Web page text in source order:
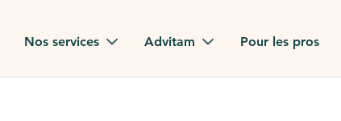
Nos services Advitam Pour les pros